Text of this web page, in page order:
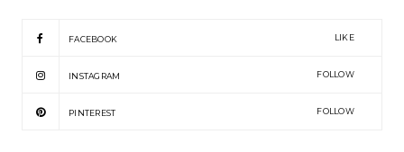
FACEBOOK LIKE
INSTAGRAM FOLLOW
PINTEREST FOLLOW